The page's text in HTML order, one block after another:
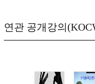
연관 공개강의